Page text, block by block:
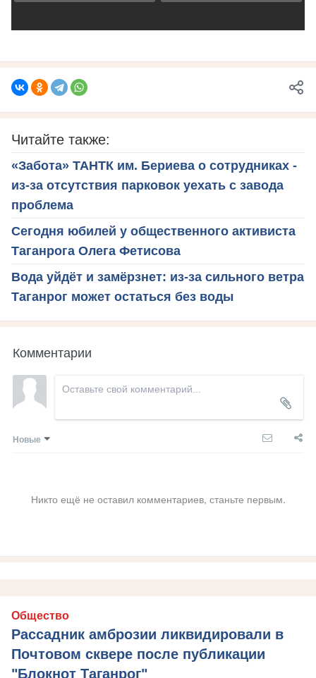
Читайте также:
«Забота» ТАНТК им. Бериева о сотрудниках -
из-за отсутствия парковок уехать с завода
проблема
Сегодня юбилей у общественного активиста
Таганрога Олега Фетисова
Вода уйдёт и замёрзнет: из-за сильного ветра
Таганрог может остаться без воды
Комментарии
Новые
Никто ещё не оставил комментариев, станьте первым.
Общество
Рассадник амброзии ликвидировали в
Почтовом сквере после публикации
"Блокнот Таганрог"